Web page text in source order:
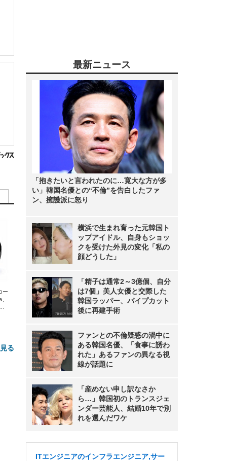
ー
る
最新ニュース
「抱きたいと言われたのに…寛大な方が多
い」韓国名優との“不倫”を告白したファ
ン、擁護派に怒り
横浜で生まれ育った元韓国ト
ップアイドル、自身もショッ
クを受けた外見の変化「私の
顔どうした」
「精子は通常2～3億個、自分
は7個」美人女優と交際した
韓国ラッパー、パイプカット
後に再建手術
ファンとの不倫疑惑の渦中に
ある韓国名優、「食事に誘わ
れた」あるファンの異なる視
線が話題に
「産めない申し訳なさか
ら…」韓国初のトランスジェ
ンダー芸能人、結婚10年で別
れを選んだワケ
ITエンジニアのインフラエンジニア,サー